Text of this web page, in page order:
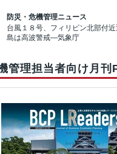
防災・危機管理ニュース
台風１８号、フィリピン北部付
島は高波警戒―気象庁
管理担当者向け月刊